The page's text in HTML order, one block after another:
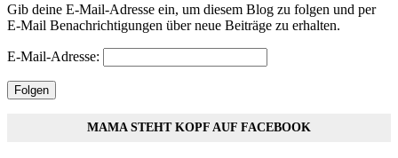
Gib deine E-Mail-Adresse ein, um diesem Blog zu folgen und per
E-Mail Benachrichtigungen über neue Beiträge zu erhalten.
E-Mail-Adresse:
Folgen
MAMA STEHT KOPF AUF FACEBOOK